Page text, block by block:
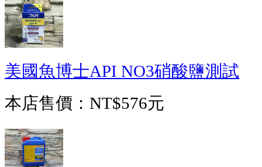
美國魚博士API NO3硝酸鹽測試
本店售價： NT$576元